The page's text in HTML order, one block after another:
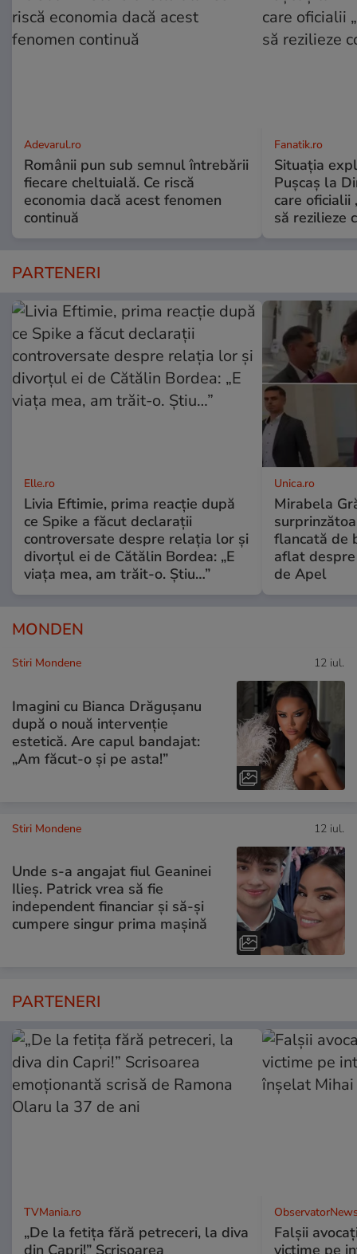
Adevarul.ro
Românii pun sub semnul întrebării
fiecare cheltuială. Ce riscă
economia dacă acest fenomen
continuă
Fanatik.ro
Situaţia
Puşcaş la
care oficialii
să rezilieze
PARTENERI
Elle.ro
Livia Eftimie, prima reacție după
ce Spike a făcut declarații
controversate despre relația lor și
divorțul ei de Cătălin Bordea: „E
viața mea, am trăit-o. Știu…”
Unica.ro
Mirabela
flancată de
aflat
de Apel
MONDEN
Stiri Mondene 12 iul.
Imagini cu Bianca Drăgușanu
după o nouă intervenție
estetică. Are capul bandajat:
„Am făcut-o și pe asta!”
Stiri Mondene 12 iul.
Unde s-a angajat fiul Geaninei
Ilieș. Patrick vrea să fie
independent financiar și să-și
cumpere singur prima mașină
PARTENERI
TVMania.ro
„De la fetița fără petreceri, la diva
din Capri!” Scrisoarea
Falşii
victime pe